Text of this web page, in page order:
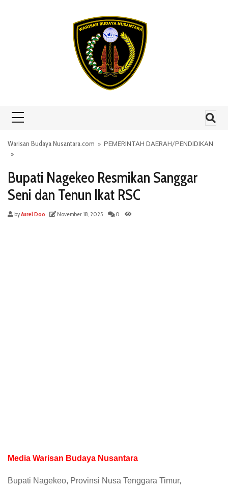
Warisan Budaya Nusantara.com » PEMERINTAH DAERAH/PENDIDIKAN
»
Bupati Nagekeo Resmikan Sanggar
Seni dan Tenun Ikat RSC
byAurel Doo November 18, 2025 0
Media Warisan Budaya Nusantara
Bupati Nagekeo, Provinsi Nusa Tenggara Timur,